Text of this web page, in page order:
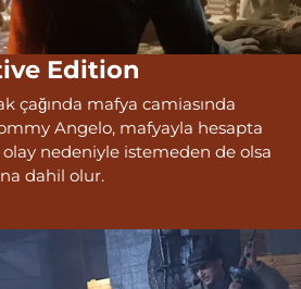
Edition
çağında mafya camiasında
Angelo, mafyayla hesapta
olay nedeniyle istemeden de olsa
dahil olur.